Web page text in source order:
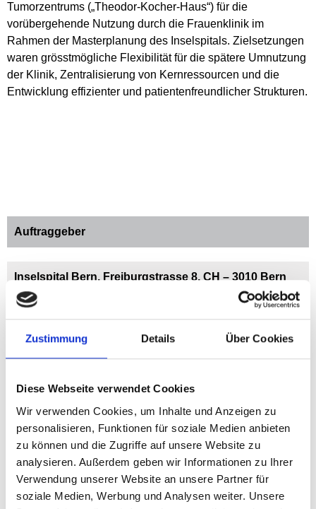
Zustimmung Details Über Cookies
Diese Webseite verwendet Cookies
Wir verwenden Cookies, um Inhalte und Anzeigen zu
personalisieren, Funktionen für soziale Medien anbieten
zu können und die Zugriffe auf unsere Website zu
analysieren. Außerdem geben wir Informationen zu Ihrer
Verwendung unserer Website an unsere Partner für
soziale Medien, Werbung und Analysen weiter. Unsere
Tumorzentrums („Theodor-Kocher-Haus“) für die
vorübergehende Nutzung durch die Frauenklinik im
Rahmen der Masterplanung des Inselspitals. Zielsetzungen
waren grösstmögliche Flexibilität für die spätere Umnutzung
der Klinik, Zentralisierung von Kernressourcen und die
Entwicklung effizienter und patientenfreundlicher Strukturen.
Auftraggeber
Inselspital Bern, Freiburgstrasse 8, CH – 3010 Bern
ca. 890 Betten, 40 Fachkliniken und Institute,
10.750 Mitarbeitende (davon 1.450 Ärzte)
61.700 Patienten stationär, 778.000 ambulante
Strategische Medizinplanung und Medizinische
Konzepterstellung
Erstellung von IST-, Bedarfs-, und Datenanalysen